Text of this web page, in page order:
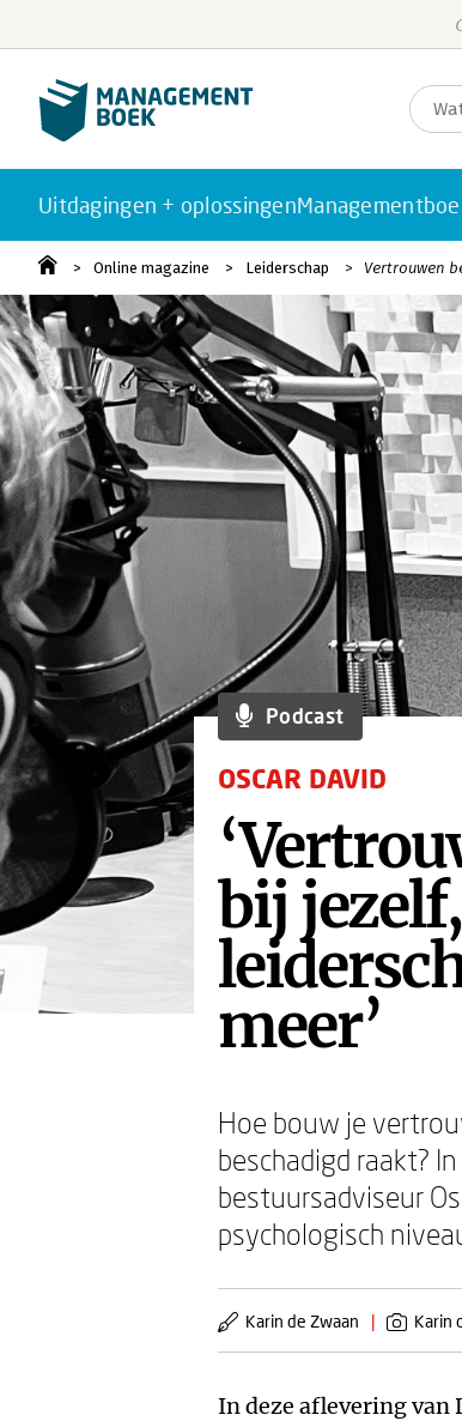
Uitdagingen + oplossingen
Online magazine Leiderschap Vertrouwen
Podcast
OSCAR DAVID
bij
meer’
Hoe bouw je
beschadigd raakt?
bestuursadviseur
psychologisch
Karin de Zwaan | Karin
In deze aflevering